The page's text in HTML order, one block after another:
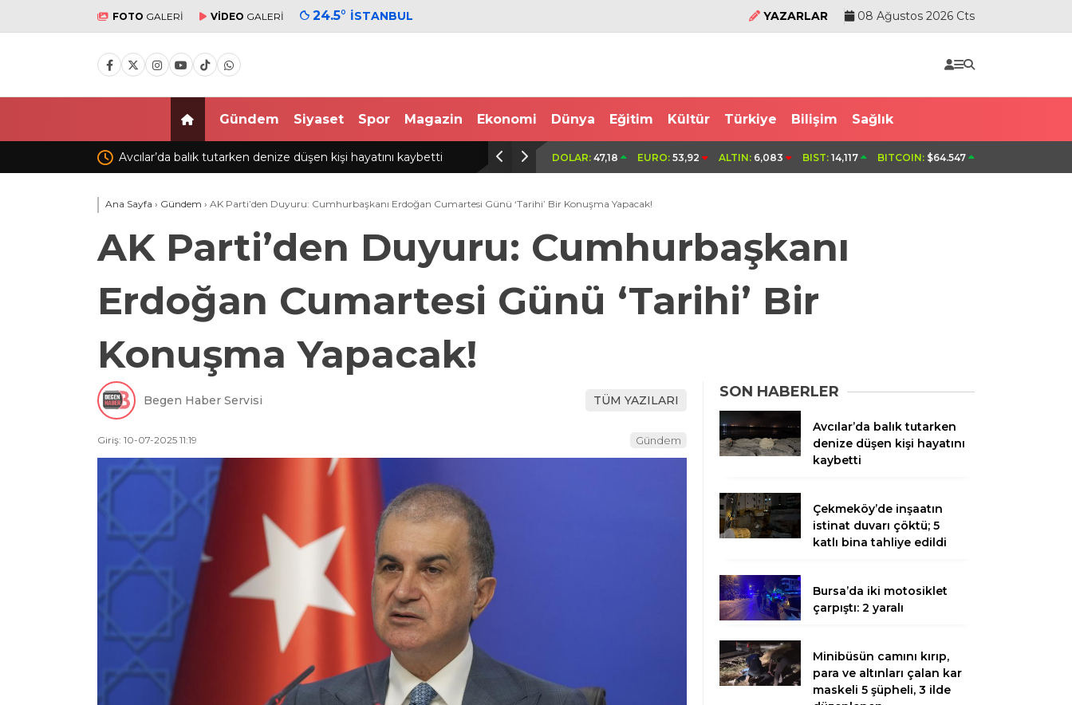
FOTO GALERİ VİDEO GALERİ 24.5° İSTANBUL YAZARLAR 08 Ağustos 2026 Cts
Gündem Siyaset Spor Magazin Ekonomi Dünya Eğitim Kültür Türkiye Bilişim Sağlık
kişi hayatını kaybetti Çekmeköy’de inşaatın istinat duvarı çöktü; 5 katlı bina tahliye Bursa’da iki motosiklet çarpıştı: 2 yaralı Minibüsün camını kırıp, para ve
DOLAR: 47,18 EURO: 53,92 ALTIN: 6,083 BIST: 14,117 BITCOIN: $64.547
Ana Sayfa › Gündem › AK Parti’den Duyuru: Cumhurbaşkanı Erdoğan Cumartesi Günü ‘Tarihi’ Bir Konuşma Yapacak!
AK Parti’den Duyuru: Cumhurbaşkanı
Erdoğan Cumartesi Günü ‘Tarihi’ Bir
Konuşma Yapacak!
Begen Haber Servisi TÜM YAZILARI
Giriş: 10-07-2025 11:19 Gündem
SON HABERLER
Avcılar’da balık tutarken
denize düşen kişi hayatını
kaybetti
Çekmeköy’de inşaatın
istinat duvarı çöktü; 5
katlı bina tahliye edildi
Bursa’da iki motosiklet
çarpıştı: 2 yaralı
Minibüsün camını kırıp,
para ve altınları çalan kar
maskeli 5 şüpheli, 3 ilde